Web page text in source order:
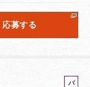
応募する
パ